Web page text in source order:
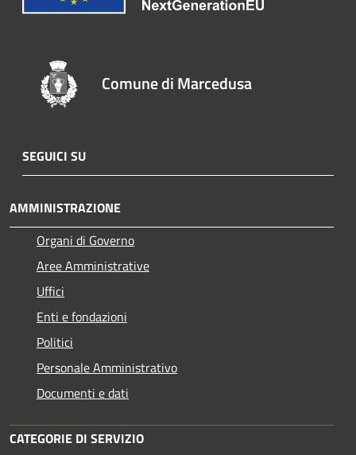
Comune di Marcedusa
SEGUICI SU
AMMINISTRAZIONE
Organi di Governo
Aree Amministrative
Uffici
Enti e fondazioni
Politici
Personale Amministrativo
Documenti e dati
CATEGORIE DI SERVIZIO